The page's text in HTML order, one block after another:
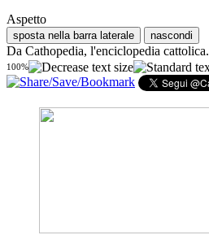
Aspetto
sposta nella barra laterale nascondi
Da Cathopedia, l'enciclopedia cattolica.
100%